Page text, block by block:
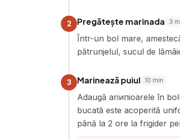
2 Pregătește marinada 3
Într-un bol mare,
pătrunjelul, sucul de
3 Marinează puiul 10 min
Adaugă ariипioarele în
bucată este acoperită
până la 2 ore la frigider